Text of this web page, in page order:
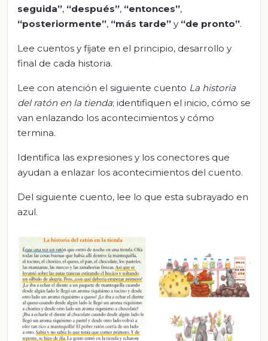
seguida”, “después”, “entonces”,
“posteriormente”, “más tarde” y “de pronto”.
Lee cuentos y fíjate en el principio, desarrollo y
final de cada historia.
Lee con atención el siguiente cuento La historia
del ratón en la tienda; identifiquen el inicio, cómo se
van enlazando los acontecimientos y cómo
termina.
Identifica las expresiones y los conectores que
ayudan a enlazar los acontecimientos del cuento.
Del siguiente cuento, lee lo que esta subrayado en
azul.